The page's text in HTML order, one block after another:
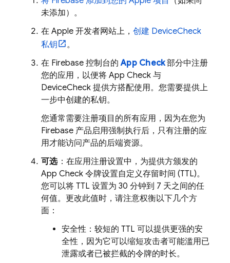
未添加）。
在 Apple 开发者网站上， 创建 DeviceCheck
私钥
。
在 Firebase 控制台的App Check部分中注册
您的应用，以便将 App Check 与
DeviceCheck 提供方搭配使用。您需要提供上
一步中创建的私钥。
您通常需要注册项目的所有应用，因为在您为
Firebase 产品启用强制执行后，只有注册的应
用才能访问产品的后端资源。
可选：在应用注册设置中，为提供方颁发的
App Check 令牌设置自定义存留时间 (TTL)。
您可以将 TTL 设置为 30 分钟到 7 天之间的任
何值。更改此值时，请注意权衡以下几个方
面：
安全性：较短的 TTL 可以提供更强的安
全性，因为它可以缩短攻击者可能滥用已
泄露或者已被拦截的令牌的时长。